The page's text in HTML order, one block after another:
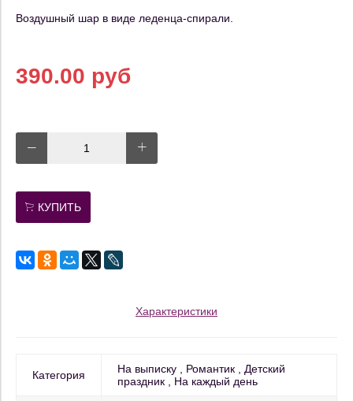
Воздушный шар в виде леденца-спирали.
390.00 руб
КУПИТЬ
Характеристики
Категория На выписку Романтик
Детский
праздник
На каждый день